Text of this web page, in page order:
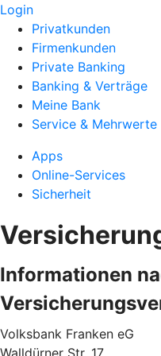
Login
Privatkunden
Firmenkunden
Private Banking
Banking & Verträge
Meine Bank
Service & Mehrwerte
Apps
Online-Services
Sicherheit
Informationen
Volksbank Franken eG
Walldürner Str. 17